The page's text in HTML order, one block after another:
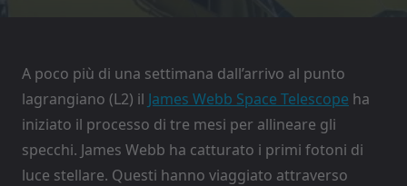
A poco più di una settimana dall’arrivo al punto
lagrangiano (L2) il James Webb Space Telescope ha
iniziato il processo di tre mesi per allineare gli
specchi. James Webb ha catturato i primi fotoni di
luce stellare. Questi hanno viaggiato attraverso